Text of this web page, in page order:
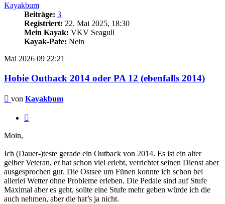
Kayakbum
Beiträge: 3
Registriert: 22. Mai 2025, 18:30
Mein Kayak: VKV Seagull
Kayak-Pate: Nein
Mai 2026 09 22:21
Hobie Outback 2014 oder PA 12 (ebenfalls 2014)
Beitrag
von Kayakbum
Moin,
Ich (Dauer-)teste gerade ein Outback von 2014. Es ist ein alter
gelber Veteran, er hat schon viel erlebt, verrichtet seinen Dienst aber
ausgesprochen gut. Die Ostsee um Fünen konnte ich schon bei
allerlei Wetter ohne Probleme erleben. Die Pedale sind auf Stufe
Maximal aber es geht, sollte eine Stufe mehr geben würde ich die
auch nehmen, aber die hat’s ja nicht.